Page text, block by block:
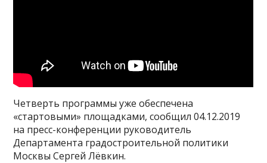
Четверть программы уже обеспечена
«стартовыми» площадками, сообщил 04.12.2019
на пресс-конференции руководитель
Департамента градостроительной политики
Москвы Сергей Лёвкин.